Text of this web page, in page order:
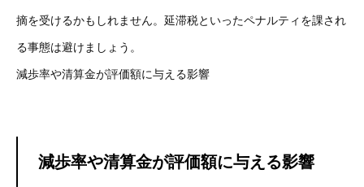
摘を受けるかもしれません。延滞税といったペナルティを課され
る事態は避けましょう。
減歩率や清算金が評価額に与える影響
減歩率や清算金が評価額に与える影響